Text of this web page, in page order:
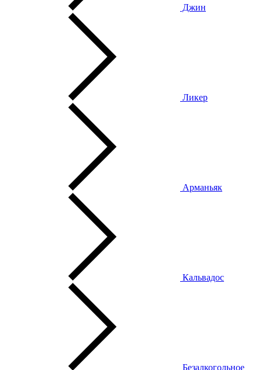
Джин
Ликер
Арманьяк
Кальвадос
Безалкогольное